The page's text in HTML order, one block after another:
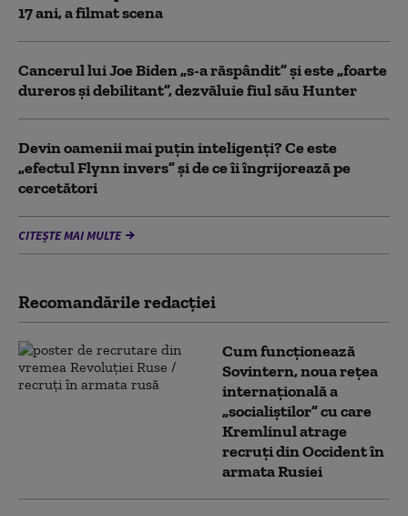
17 ani, a filmat scena
Cancerul lui Joe Biden „s-a răspândit” şi este „foarte
dureros și debilitant”, dezvăluie fiul său Hunter
Devin oamenii mai puțin inteligenți? Ce este
„efectul Flynn invers” și de ce îi îngrijorează pe
cercetători
CITEȘTE MAI MULTE
Recomandările redacţiei
Cum funcționează
Sovintern, noua rețea
internațională a
„socialiștilor” cu care
Kremlinul atrage
recruți din Occident în
armata Rusiei